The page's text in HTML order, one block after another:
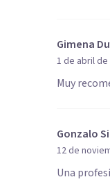
Gimena
1 de abril de
Muy
Gonzalo
12 de
Una